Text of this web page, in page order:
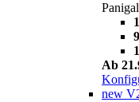
Ab
new